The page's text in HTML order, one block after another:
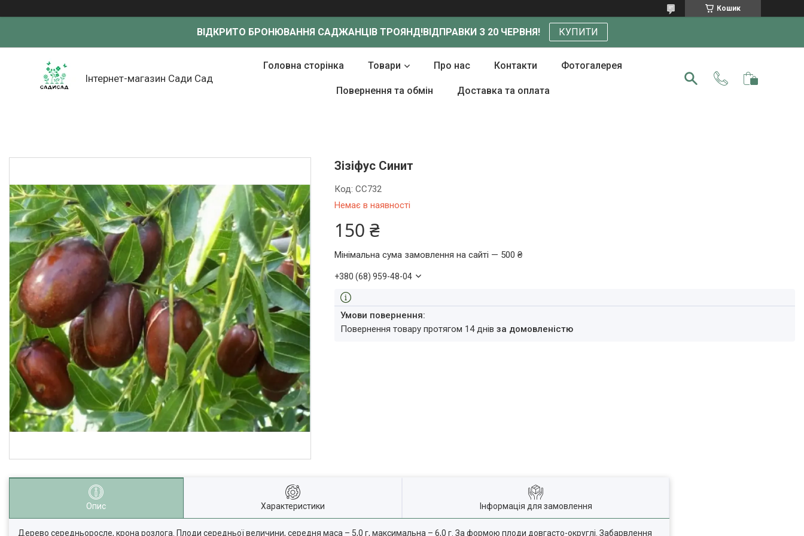
Кошик
ВІДКРИТО БРОНЮВАННЯ САДЖАНЦІВ ТРОЯНД!ВІДПРАВКИ З 20 ЧЕРВНЯ! КУПИТИ
Інтернет-магазин Сади Сад
Головна сторінка Товари Про нас Контакти Фотогалерея
Повернення та обмін Доставка та оплата
Зізіфус Синит
Немає в наявності
Код:СС732
150 ₴
Мінімальна сума замовлення на сайті — 500 ₴
+380 (68) 959-48-04
повернення товару протягом 14 днівза домовленістю
Опис Характеристики Інформація для замовлення
Дерево середньоросле, крона розлога. Плоди середньої величини, середня маса – 5,0 г, максимальна – 6,0 г. За формою плоди довгасто-округлі. Забарвлення